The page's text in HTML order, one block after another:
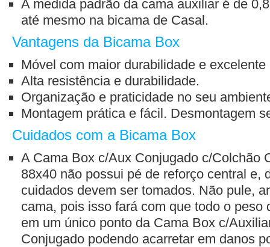
A medida padrão da cama auxiliar é de
até mesmo na bicama de Casal.
Vantagens da Bicama Box
Móvel com maior durabilidade e excelente
Alta resistência e durabilidade.
Organização e praticidade no seu
Montagem prática e fácil. Desmontagem
Cuidados com a Bicama Box
A Cama Box c/Aux Conjugado c/Colchão
88x40 não possui pé de reforço central e,
cuidados devem ser tomados. Não pule,
cama, pois isso fará com que todo o peso
em um único ponto da Cama Box c/
Conjugado podendo acarretar em danos